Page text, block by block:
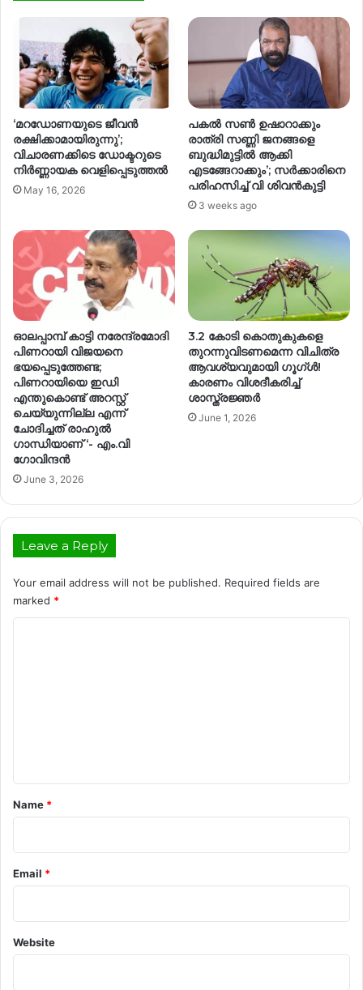
‘മറഡോണയുടെ ജീവൻ
രക്ഷിക്കാമായിരുന്നു’;
വിചാരണക്കിടെ ഡോക്ടറുടെ
നിർണ്ണായക വെളിപ്പെടുത്തൽ
May 16, 2026
പകല്‍ സണ്‍ ഉഷാറാക്കും
രാത്രി സണ്ണി ജനങ്ങളെ
ബുദ്ധിമുട്ടിൽ ആക്കി
എടങ്ങേറാക്കും’; സർക്കാരിനെ
പരിഹസിച്ച് വി ശിവൻകുട്ടി
3 weeks ago
ഓലപ്പാമ്പ് കാട്ടി നരേന്ദ്രമോദി
പിണറായി വിജയനെ
ഭയപ്പെടുത്തേണ്ട;
പിണറായിയെ ഇഡി
എന്തുകൊണ്ട് അറസ്റ്റ്
ചെയ്യുന്നില്ല എന്ന്
ചോദിച്ചത് രാ​ഹുൽ ​
ഗാന്ധിയാണ് ‘- എം.വി ​
ഗോവിന്ദൻ
June 3, 2026
3.2 കോടി കൊതുകുകളെ
തുറന്നുവിടണമെന്ന വിചിത്ര
ആവശ്യവുമായി ഗൂഗ്ൾ!
കാരണം വിശദീകരിച്ച്
ശാസ്ത്രജ്ഞർ
June 1, 2026
Leave a Reply
Your email address will not be published. Required fields are
marked *
*
Name *
Email *
Website